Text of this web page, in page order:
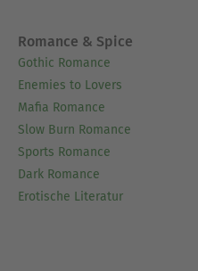
Romance & Spice
Gothic Romance
Enemies to Lovers
Mafia Romance
Slow Burn Romance
Sports Romance
Dark Romance
Erotische Literatur